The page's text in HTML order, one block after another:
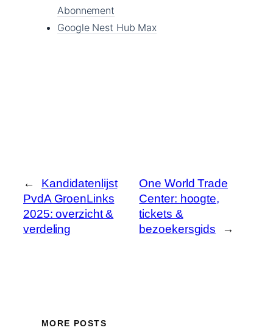
Abonnement
Google Nest Hub Max
←
Kandidatenlijst
PvdA GroenLinks
2025: overzicht &
verdeling
One World Trade
Center: hoogte,
tickets &
bezoekersgids
→
MORE POSTS